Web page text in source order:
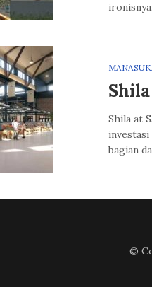
Shila at
investasi
bagian
©